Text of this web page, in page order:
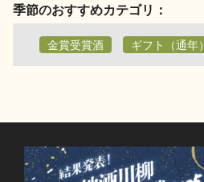
季節のおすすめカテゴリ：
金賞受賞酒 ギフト（通年）